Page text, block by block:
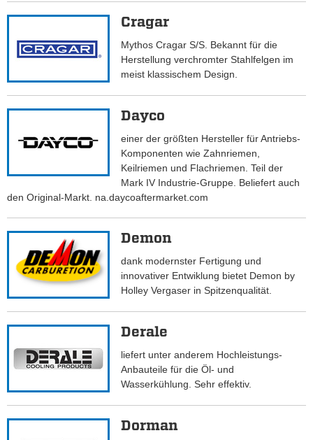
Cragar
Mythos Cragar S/S. Bekannt für die
Herstellung verchromter Stahlfelgen im
meist klassischem Design.
Dayco
einer der größten Hersteller für Antriebs-
Komponenten wie Zahnriemen,
Keilriemen und Flachriemen. Teil der
Mark IV Industrie-Gruppe. Beliefert auch
den Original-Markt. na.daycoaftermarket.com
Demon
dank modernster Fertigung und
innovativer Entwiklung bietet Demon by
Holley Vergaser in Spitzenqualität.
Derale
liefert unter anderem Hochleistungs-
Anbauteile für die Öl- und
Wasserkühlung. Sehr effektiv.
Dorman